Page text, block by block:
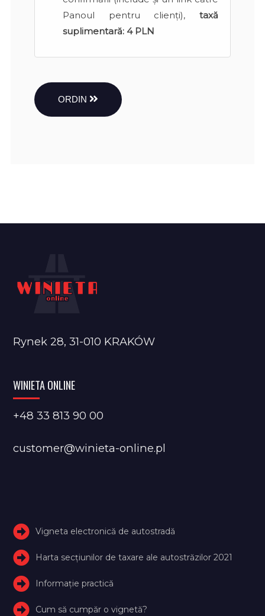
Panoul pentru clienți), taxă
suplimentară: 4 PLN
ORDIN
Rynek 28, 31-010 KRAKÓW
WINIETA ONLINE
+48 33 813 90 00
customer@winieta-online.pl
Vigneta electronică de autostradă
Harta secțiunilor de taxare ale autostrăzilor 2021
Informație practică
Cum să cumpăr o vignetă?